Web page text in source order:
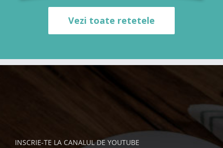
Vezi toate retetele
INSCRIE-TE LA CANALUL DE YOUTUBE